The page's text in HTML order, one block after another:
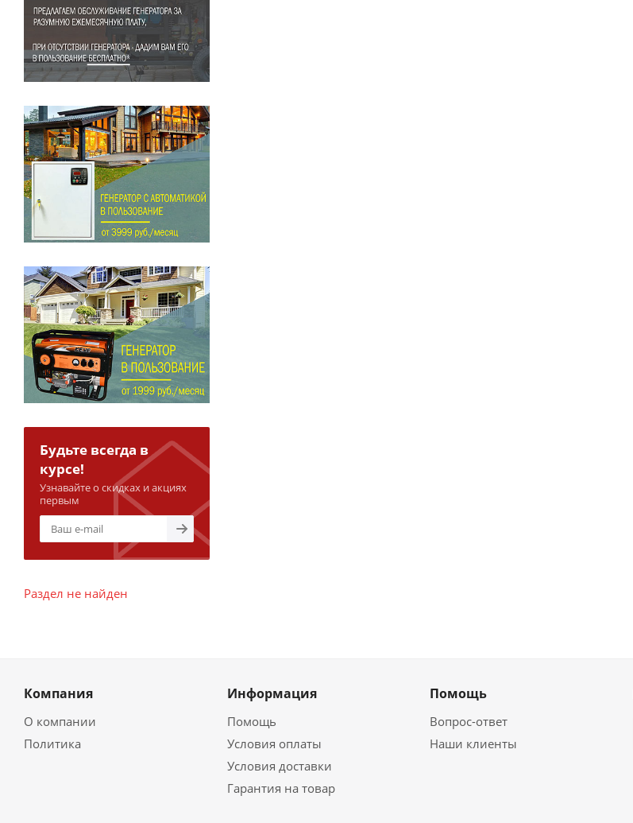
Будьте всегда в
курсе!
Узнавайте о скидках и акциях
первым
Раздел не найден
Компания
О компании
Политика
Информация
Помощь
Условия оплаты
Условия доставки
Гарантия на товар
Помощь
Вопрос-ответ
Наши клиенты